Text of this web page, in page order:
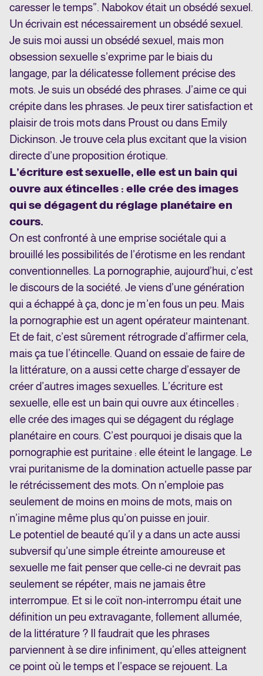
caresser le temps”. Nabokov était un obsédé sexuel.
Un écrivain est nécessairement un obsédé sexuel.
Je suis moi aussi un obsédé sexuel, mais mon
obsession sexuelle s’exprime par le biais du
langage, par la délicatesse follement précise des
mots. Je suis un obsédé des phrases. J’aime ce qui
crépite dans les phrases. Je peux tirer satisfaction et
plaisir de trois mots dans Proust ou dans Emily
Dickinson. Je trouve cela plus excitant que la vision
directe d’une proposition érotique.
L’écriture est sexuelle, elle est un bain qui
ouvre aux étincelles : elle crée des images
qui se dégagent du réglage planétaire en
cours.
On est confronté à une emprise sociétale qui a
brouillé les possibilités de l’érotisme en les rendant
conventionnelles. La pornographie, aujourd’hui, c’est
le discours de la société. Je viens d’une génération
qui a échappé à ça, donc je m’en fous un peu. Mais
la pornographie est un agent opérateur maintenant.
Et de fait, c’est sûrement rétrograde d’affirmer cela,
mais ça tue l’étincelle. Quand on essaie de faire de
la littérature, on a aussi cette charge d’essayer de
créer d’autres images sexuelles. L’écriture est
sexuelle, elle est un bain qui ouvre aux étincelles :
elle crée des images qui se dégagent du réglage
planétaire en cours. C’est pourquoi je disais que la
pornographie est puritaine : elle éteint le langage. Le
vrai puritanisme de la domination actuelle passe par
le rétrécissement des mots. On n’emploie pas
seulement de moins en moins de mots, mais on
n’imagine même plus qu’on puisse en jouir.
Le potentiel de beauté qu’il y a dans un acte aussi
subversif qu’une simple étreinte amoureuse et
sexuelle me fait penser que celle-ci ne devrait pas
seulement se répéter, mais ne jamais être
interrompue. Et si le coït non-interrompu était une
définition un peu extravagante, follement allumée,
de la littérature ? Il faudrait que les phrases
parviennent à se dire infiniment, qu’elles atteignent
ce point où le temps et l’espace se rejouent. La